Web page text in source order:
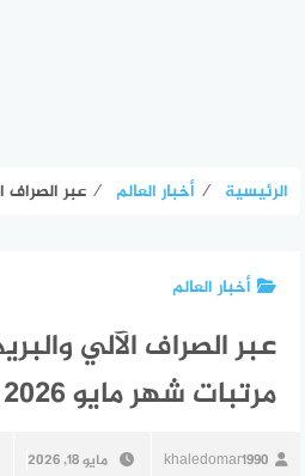
الرئيسية ⁄ أخبار العالم ⁄ عبر الصراف الآلي
أخبار العالم
عبر الصراف الآلي
مرتبات شهر مايو 2026 غدا – الأسبوع
khaledomar1990 مايو 18, 2026